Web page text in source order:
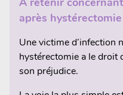
après hystérectomie
Une victime d’infection
hystérectomie a le droit
son préjudice.